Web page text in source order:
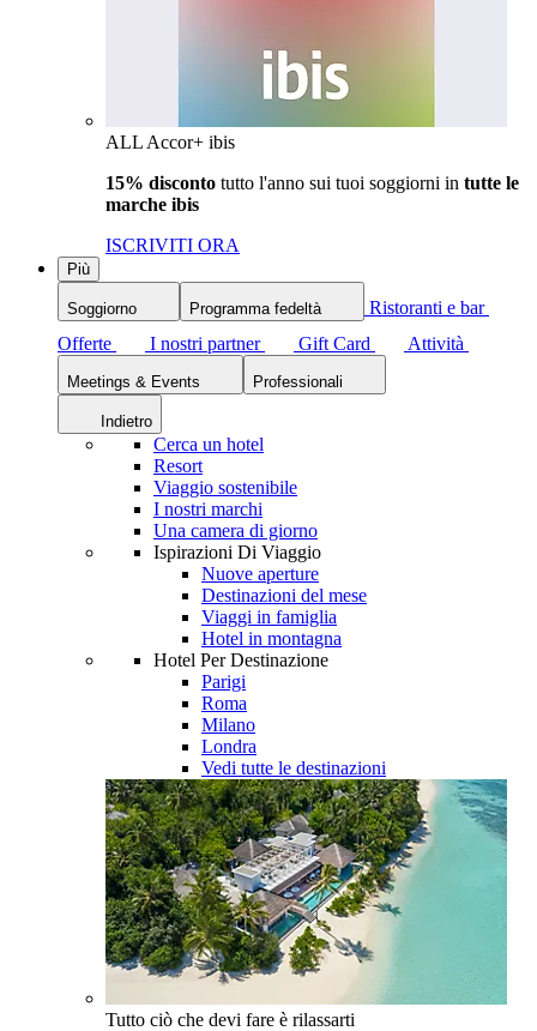
ALL Accor+ ibis
15% disconto tutto l'anno sui tuoi soggiorni in tutte le
marche ibis
ISCRIVITI ORA
Più
Soggiorno Programma fedeltà
Ristoranti e bar
Offerte
I nostri partner Gift Card Attività
Meetings & Events Professionali
Indietro
Cerca un hotel
Resort
Viaggio sostenibile
I nostri marchi
Una camera di giorno
Ispirazioni Di Viaggio
Nuove aperture
Destinazioni del mese
Viaggi in famiglia
Hotel in montagna
Hotel Per Destinazione
Parigi
Roma
Milano
Londra
Vedi tutte le destinazioni
Tutto ciò che devi fare è rilassarti